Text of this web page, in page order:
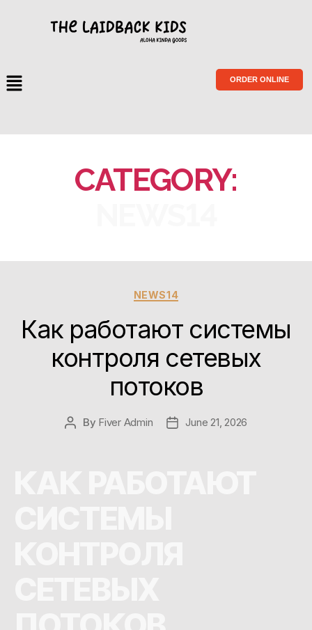
ORDER ONLINE
CATEGORY:
NEWS14
Как работают системы
контроля сетевых
потоков
By Fiver Admin June 21, 2026